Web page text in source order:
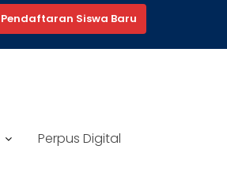
Pendaftaran Siswa Baru
Perpus Digital